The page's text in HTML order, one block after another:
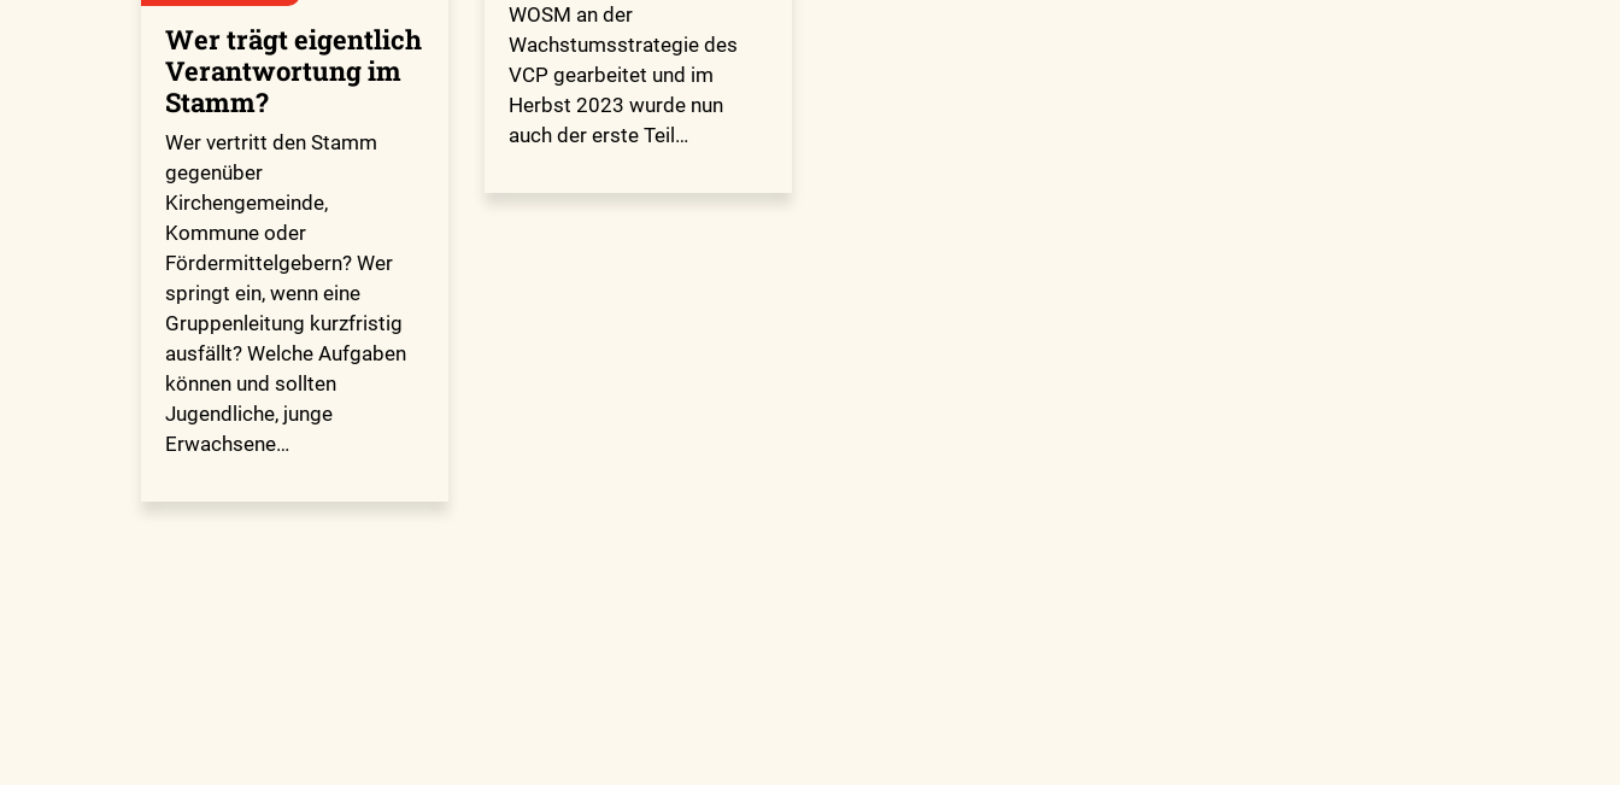
Wer trägt eigentlich
Verantwortung im
Stamm?
Wer vertritt den Stamm
gegenüber
Kirchengemeinde,
Kommune oder
Fördermittelgebern? Wer
springt ein, wenn eine
Gruppenleitung kurzfristig
ausfällt? Welche Aufgaben
können und sollten
Jugendliche, junge
Erwachsene…
WOSM an der
Wachstumsstrategie des
VCP gearbeitet und im
Herbst 2023 wurde nun
auch der erste Teil…